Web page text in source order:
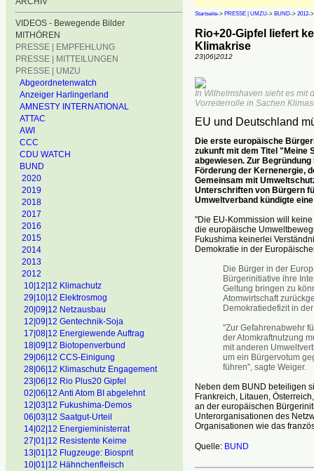
VIDEOS - Bewegende Bilder
MITHÖREN
PRESSE | EMPFEHLUNG
PRESSE | MITTEILUNGEN
PRESSE | UMZU
Abgeordnetenwatch
Anzeiger Harlingerland
AMNESTY INTERNATIONAL
ATTAC
AWI
CCC
CDU WATCH
BUND
2020
2019
2018
2017
2016
2015
2014
2013
2012
10|12|12 Klimachutz
29|10|12 Elektrosmog
20|09|12 Netzausbau
12|09|12 Gentechnik-Soja
17|08|12 Energiewende Auftrag
18|09|12 Biotopenverbund
29|06|12 CCS-Einigung
28|06|12 Klimaschutz Engagement
23|06|12 Rio Plus20 Gipfel
02|06|12 Anti Atom BI abgelehnt
12|03|12 Fukushima-Demos
06|03|12 Saatgut-Urteil
14|02|12 Energieministerrat
27|01|12 Resistente Keime
13|01|12 Flugzeuge: Biosprit
10|01|12 Hähnchenfleisch
Startseite-> PRESSE | UMZU-> BUND-> 2012-
Rio+20-Gipfel liefert
Klimakrise
23|06|2012
In Wilhelmshaven sieht es mit
Vorreiterrolle in Sachen
EU und Deutschland
Die erste europäische
zukunft mit dem Titel "Meine
abgewiesen. Zur
Förderung der Kernenergie,
Gemeinsam mit
Unterschriften von Bürgern
Umweltverband kündigte
"Die EU-Kommission will
die europäische
Fukushima keinerlei
Demokratie in der
Die Bürger in der
Bürgerinitiative ihre
Geltung bringen zu
Atomwirtschaft
Demokratiedefizit in
"Zur Gefahrenabwehr
der Atomkraftnutzung
mit anderen
um ein Bürgervotum
führen", sagte Weiger.
Neben dem BUND beteiligen
Frankreich, Litauen,
an der europäischen
Unterorganisationen des
Organisationen wie das
Quelle: BUND